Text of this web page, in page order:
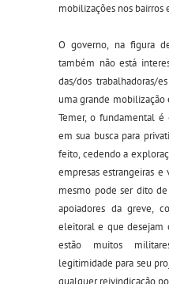
mobilizações nos bairros
O governo, na figura
também não está
das/dos trabalhadoras/
uma grande mobilização
Temer, o fundamental
em sua busca para
feito, cedendo a
empresas estrangeiras e
mesmo pode ser dito
apoiadores da greve,
eleitoral e que desejam
estão muitos
legitimidade para seu
qualquer reivindicação